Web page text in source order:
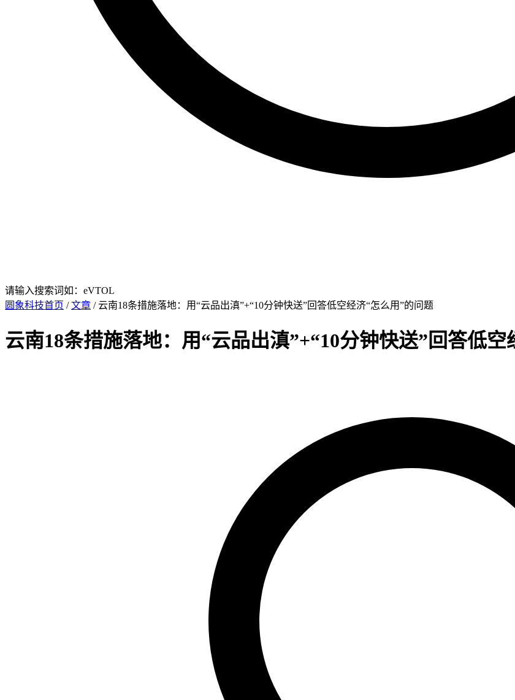
请输入搜索词如：eVTOL
圆象科技首页 /文章 / 云南18条措施落地：用“云品出滇”+“10分钟快送”回答低空经济“怎么用”的问题
云南18条措施落地：用“云品出滇”+“10分钟快送”回答低